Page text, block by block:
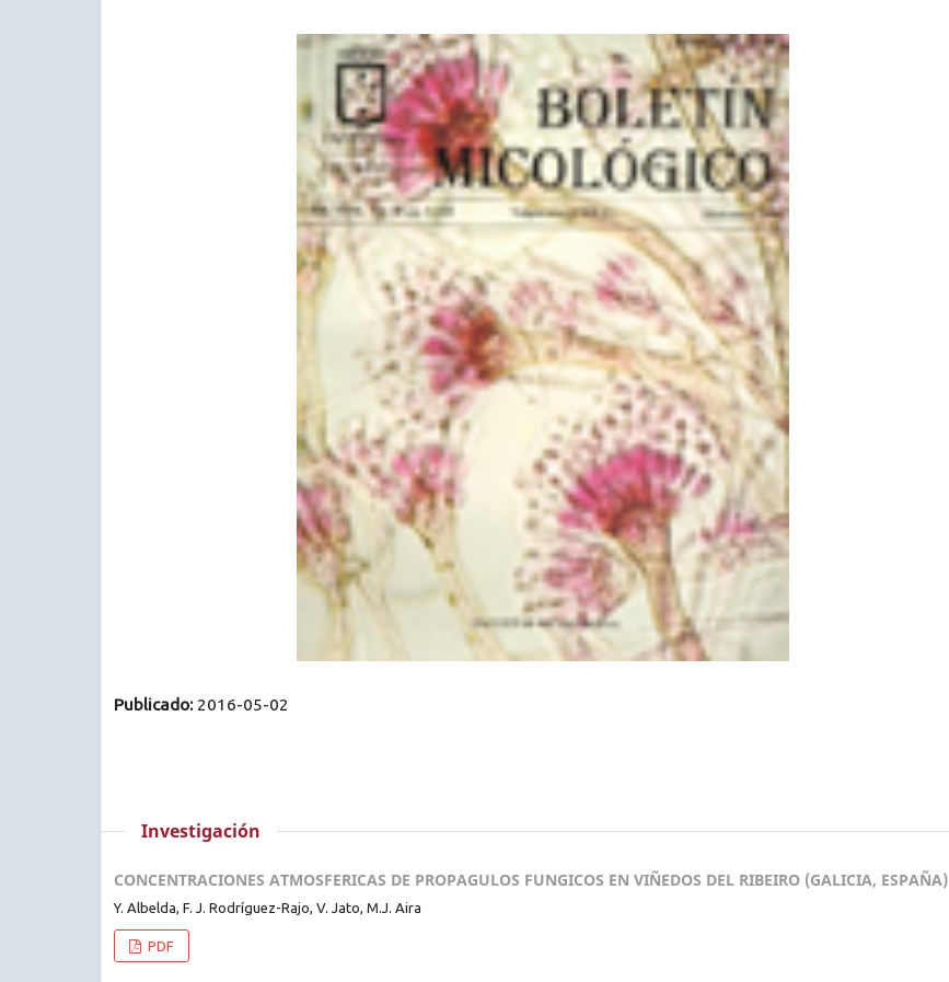
Publicado: 2016-05-02
Investigación
CONCENTRACIONES ATMOSFERICAS DE PROPAGULOS FUNGICOS EN VIÑEDOS DEL RIBEIRO (GALICIA, ESPAÑA)
Y. Albelda, F. J. Rodríguez-Rajo, V. Jato, M.J. Aira
PDF